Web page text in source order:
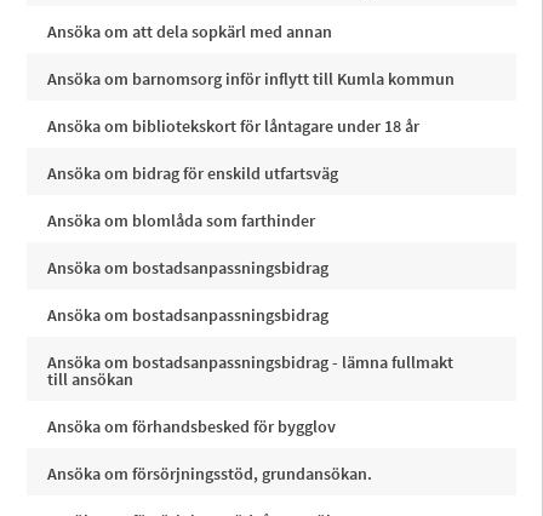
Ansöka om att dela sopkärl med annan
Ansöka om barnomsorg inför inflytt till Kumla kommun
Ansöka om bibliotekskort för låntagare under 18 år
Ansöka om bidrag för enskild utfartsväg
Ansöka om blomlåda som farthinder
Ansöka om bostadsanpassningsbidrag
Ansöka om bostadsanpassningsbidrag
Ansöka om bostadsanpassningsbidrag - lämna fullmakt
till ansökan
Ansöka om förhandsbesked för bygglov
Ansöka om försörjningsstöd, grundansökan.